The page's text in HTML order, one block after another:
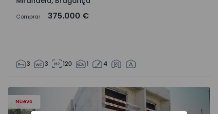
Comprar 375.000 €
3 3 120 1 4
Nuevo
2Vivienda Pareada T3 Seixal, Pinhal General - 1575229 - 1